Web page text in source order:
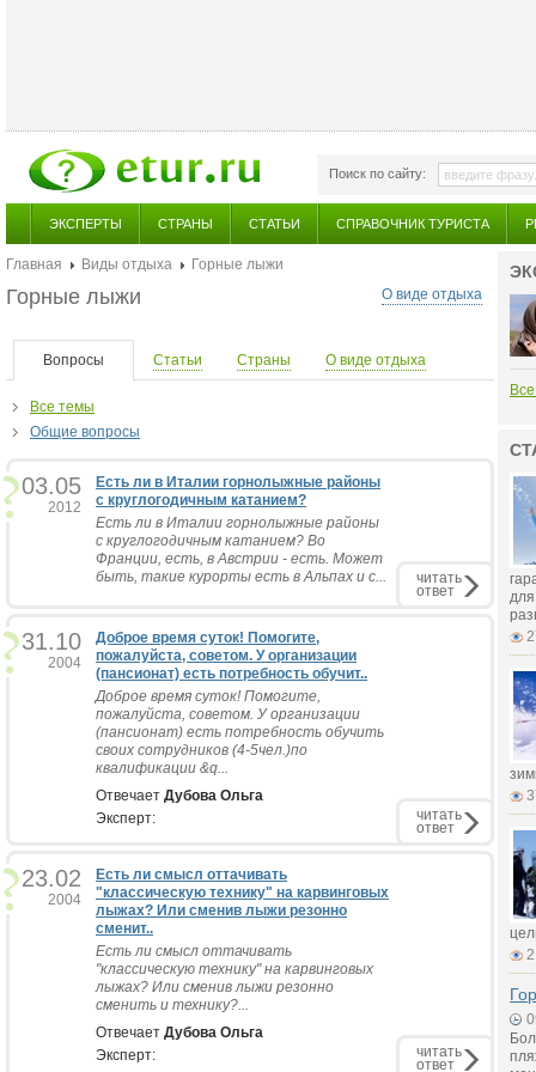
Поиск по сайту:
ЭКСПЕРТЫ СТРАНЫ СТАТЬИ СПРАВОЧНИК ТУРИСТА
Главная Виды отдыха
Горные лыжи
О виде отдыха
Горные лыжи
Вопросы Статьи Страны О виде отдыха
Все темы
Общие вопросы
03.05
2012
Есть ли в Италии горнолыжные районы
с круглогодичным катанием?
Есть ли в Италии горнолыжные районы
с круглогодичным катанием? Во
Франции, есть, в Австрии - есть. Может
быть, такие курорты есть в Альпах и с...
читать
ответ
31.10
2004
Доброе время суток! Помогите,
пожалуйста, советом. У организации
(пансионат) есть потребность обучит..
Доброе время суток! Помогите,
пожалуйста, советом. У организации
(пансионат) есть потребность обучить
своих сотрудников (4-5чел.)по
квалификации &q...
Отвечает Дубова Ольга
Эксперт:
читать
ответ
23.02
2004
Есть ли смысл оттачивать
"классическую технику" на карвинговых
лыжах? Или сменив лыжи резонно
сменит..
Есть ли смысл оттачивать
"классическую технику" на карвинговых
лыжах? Или сменив лыжи резонно
сменить и технику?...
Отвечает Дубова Ольга
Эксперт:
читать
ответ